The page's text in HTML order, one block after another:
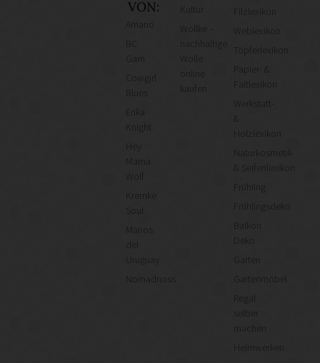
VON:
Cowgirl
Knight
Mama
Wolf
Kremke
Manos
Uruguay
Nomadnoss
Kultur
Wollke –
nachhaltige
kaufen
Filzlexikon
Weblexikon
Töpferlexikon
Papier- &
Faltlexikon
Werkstatt-
&
Holzlexikon
Naturkosmetik-
& Seifenlexikon
Frühling
Frühlingsdeko
Deko
Garten
Gartenmöbel
Regal
Heimwerken